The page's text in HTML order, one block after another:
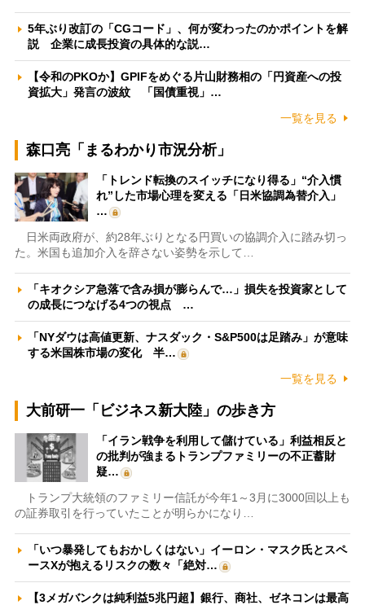
5年ぶり改訂の「CGコード」、何が変わったのかポイントを解
説 企業に成長投資の具体的な説…
【令和のPKOか】GPIFをめぐる片山財務相の「円資産への投
資拡大」発言の波紋 「国債重視」…
一覧を見る
森口亮「まるわかり市況分析」
「トレンド転換のスイッチになり得る」“介入慣
れ”した市場心理を変える「日米協調為替介入」
…
日米両政府が、約28年ぶりとなる円買いの協調介入に踏み切っ
た。米国も追加介入を辞さない姿勢を示して…
「キオクシア急落で含み損が膨らんで…」損失を投資家として
の成長につなげる4つの視点 …
「NYダウは高値更新、ナスダック・S&P500は足踏み」が意味
する米国株市場の変化 半…
一覧を見る
大前研一「ビジネス新大陸」の歩き方
「イラン戦争を利用して儲けている」利益相反と
の批判が強まるトランプファミリーの不正蓄財
疑…
トランプ大統領のファミリー信託が今年1～3月に3000回以上も
の証券取引を行っていたことが明らかになり…
「いつ暴発してもおかしくはない」イーロン・マスク氏とスペ
ースXが抱えるリスクの数々「絶対…
【3メガバンクは純利益5兆円超】銀行、商社、ゼネコンは最高